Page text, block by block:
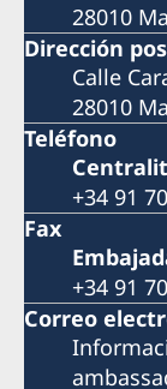
28010
Dirección
Calle
28010
Teléfono
+34 91
Fax
+34 91
Correo